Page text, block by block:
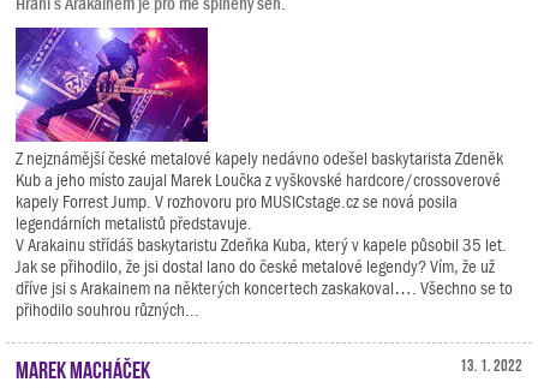
Z nejznámější české metalové kapely nedávno odešel baskytarista Zdeněk
Kub a jeho místo zaujal Marek Loučka z vyškovské hardcore/crossoverové
kapely Forrest Jump. V rozhovoru pro MUSICstage.cz se nová posila
legendárních metalistů představuje.
V Arakainu střídáš baskytaristu Zdeňka Kuba, který v kapele působil 35 let.
Jak se přihodilo, že jsi dostal lano do české metalové legendy? Vím, že už
dříve jsi s Arakainem na některých koncertech zaskakoval…. Všechno se to
přihodilo souhrou různých...
13. 1. 2022
Marek Macháček